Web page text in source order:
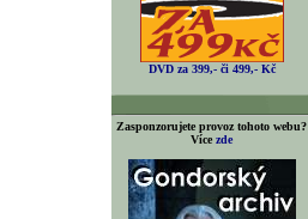
DVD za 399,- či 499,- Kč
Zasponzorujete provoz tohoto webu?
Více zde